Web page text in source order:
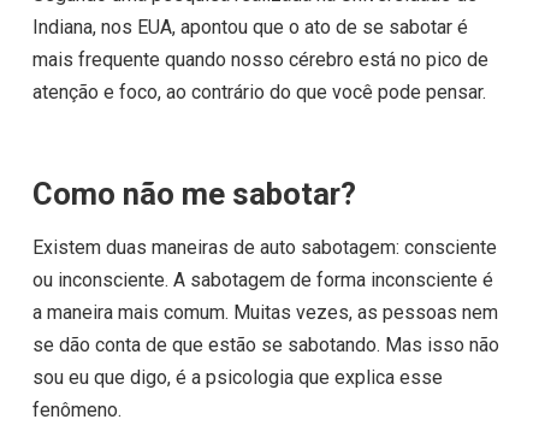
Indiana, nos EUA, apontou que o ato de se sabotar é
mais frequente quando nosso cérebro está no pico de
atenção e foco, ao contrário do que você pode pensar.
Como não me sabotar?
Existem duas maneiras de auto sabotagem: consciente
ou inconsciente. A sabotagem de forma inconsciente é
a maneira mais comum. Muitas vezes, as pessoas nem
se dão conta de que estão se sabotando. Mas isso não
sou eu que digo, é a psicologia que explica esse
fenômeno.